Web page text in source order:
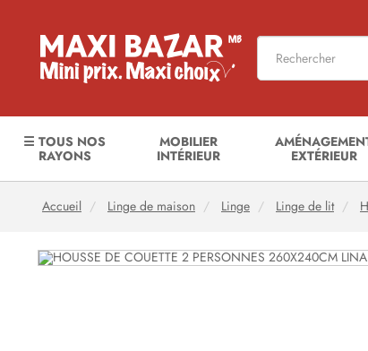
☰ TOUS NOS
RAYONS
MOBILIER
INTÉRIEUR
EXTÉRIEUR
Accueil Linge de maison Linge Linge de lit